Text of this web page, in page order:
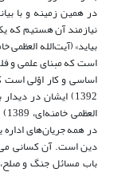
در همین زمینه و با‌
نیازمند آن هستیم که
است که مبنای علمی و
اساسی و کار اوّلی است
1392) ایشان در
در همه‌ جریان‌های
دین است. آن کسانی
باب مسائل جنگ و